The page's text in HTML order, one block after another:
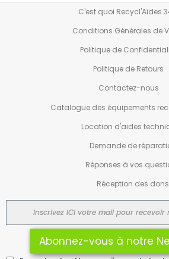
C'est quoi Recycl'Aides
Conditions Générales de
Politique de
Politique de Retours
Contactez-nous
Catalogue des équipements
Location d'aides
Demande de
Réponses à vos
Réception des dons
Abonnez-vous à notre